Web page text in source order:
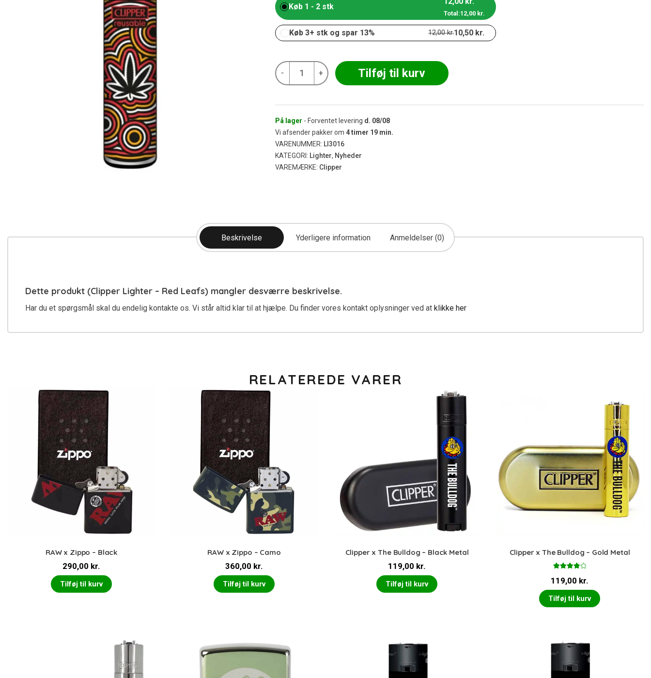
Køb 1 - 2 stk
Total:12,00 kr.
Køb 3+ stk og spar 13% 12,00kr.10,50 kr.
-
Clipper
Lighter
-
+ Tilføj til kurv
På lager - Forventet levering d. 08/08
Vi afsender pakker om 4 timer 19 min.
VARENUMMER: LI3016
KATEGORI: Lighter, Nyheder
VAREMÆRKE: Clipper
Beskrivelse Yderligere information Anmeldelser (0)
Dette produkt (Clipper Lighter – Red Leafs) mangler desværre beskrivelse.
Har du et spørgsmål skal du endelig kontakte os. Vi står altid klar til at hjælpe. Du finder vores kontakt oplysninger ved at klikke her
RELATEREDE VARER
RAW x Zippo – Black
290,00 kr.
Tilføj til kurv
RAW x Zippo – Camo
360,00 kr.
Tilføj til kurv
Clipper x The Bulldog – Black Metal
119,00 kr.
Tilføj til kurv
Clipper x The Bulldog – Gold Metal
4.00ud
af 5
119,00 kr.
Tilføj til kurv